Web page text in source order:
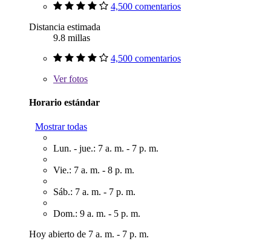
4,500 comentarios
Distancia estimada
9.8 millas
4,500 comentarios
Verfotos
Horario estándar
Mostrar todas
Lun. - jue.: 7 a. m. - 7 p. m.
Vie.: 7 a. m. - 8 p. m.
Sáb.: 7 a. m. - 7 p. m.
Dom.: 9 a. m. - 5 p. m.
Hoy abierto de 7 a. m. - 7 p. m.